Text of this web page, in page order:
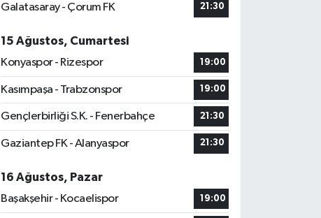
Galatasaray - Çorum FK
21:30
15 Ağustos, Cumartesi
Konyaspor - Rizespor
19:00
Kasımpaşa - Trabzonspor 19:00
Gençlerbirliği S.K. - Fenerbahçe 21:30
Gaziantep FK - Alanyaspor 21:30
16 Ağustos, Pazar
Başakşehir - Kocaelispor
19:00